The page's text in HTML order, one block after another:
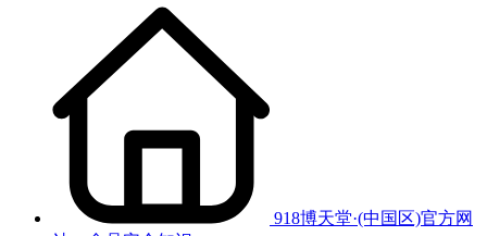
918博天堂·(中国区)官方网